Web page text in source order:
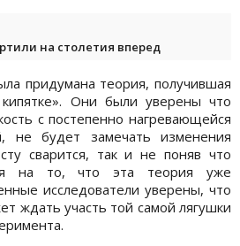
на столетия вперед
придумана теория, получившая
Они были уверены что
с постепенно нагревающейся
не будет замечать изменения
сварится, так и не поняв что
на то, что эта теория уже
исследователи уверены, что
ждать участь той самой лягушки